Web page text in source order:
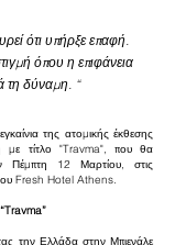
ότι υπήρξε επαφή.
όπου η επιφάνεια
τη δύναμη. “
της ατομικής έκθεσης
με τίτλο "Travma", που θα
Πέμπτη 12 Μαρτίου, στις
Fresh Hotel Athens.
την Ελλάδα στην Μπιενάλε